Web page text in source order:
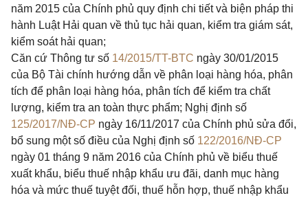
năm 2015 của Chính phủ quy định chi tiết và biện pháp thi
hành Luật Hải quan về thủ tục hải quan, kiểm tra giám sát,
kiểm soát hải quan;
Căn cứ Thông tư số 14/2015/TT-BTC ngày 30/01/2015
của Bộ Tài chính hướng dẫn về phân loại hàng hóa, phân
tích để phân loại hàng hóa, phân tích để kiểm tra chất
lượng, kiểm tra an toàn thực phẩm; Nghị định số
125/2017/NĐ-CP ngày 16/11/2017 của Chính phủ sửa đổi,
bổ sung một số điều của Nghị định số 122/2016/NĐ-CP
ngày 01 tháng 9 năm 2016 của Chính phủ về biểu thuế
xuất khẩu, biểu thuế nhập khẩu ưu đãi, danh mục hàng
hóa và mức thuế tuyệt đối, thuế hỗn hợp, thuế nhập khẩu